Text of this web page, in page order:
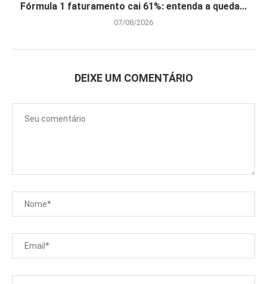
Fórmula 1 faturamento cai 61%: entenda a queda...
07/08/2026
DEIXE UM COMENTÁRIO